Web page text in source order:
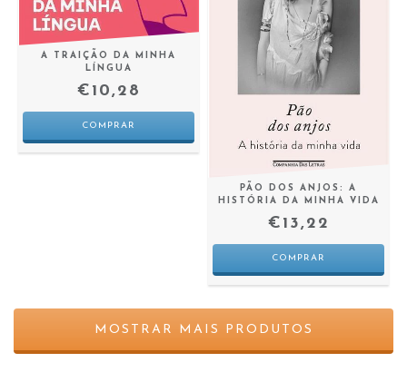
A TRAIÇÃO DA MINHA
LÍNGUA
€10,28
PÃO DOS ANJOS: A
HISTÓRIA DA MINHA VIDA
€13,22
MOSTRAR MAIS PRODUTOS